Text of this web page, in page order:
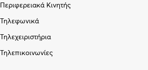
Περιφερειακά Κινητής
Τηλεφωνικά
Τηλεχειριστήρια
Τηλεπικοινωνίες